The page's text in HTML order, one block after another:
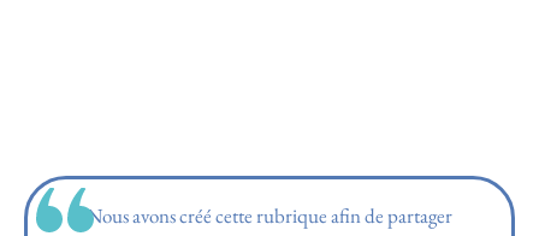
Nous avons créé cette rubrique afin de partager